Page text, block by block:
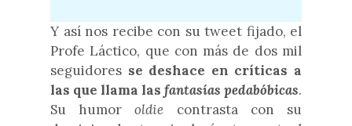
Y así nos recibe con su tweet fijado, el
Profe Láctico, que con más de dos mil
seguidores se deshace en críticas a
las que llama las fantasías pedabóbicas.
Su humoroldie contrasta con su